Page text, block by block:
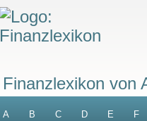
Finanzlexikon von
A B C D E F